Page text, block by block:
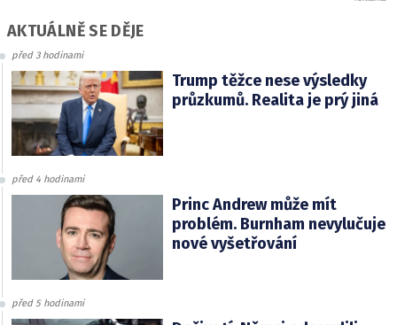
AKTUÁLNĚ SE DĚJE
před 3 hodinami
Trump těžce nese výsledky
průzkumů. Realita je prý jiná
před 4 hodinami
Princ Andrew může mít
problém. Burnham nevylučuje
nové vyšetřování
před 5 hodinami